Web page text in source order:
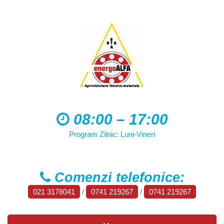
08:00 – 17:00
Program Zilnic: Luni-Vineri
Comenzi telefonice:
021 3178041 / 0741 219267 / 0741 219267